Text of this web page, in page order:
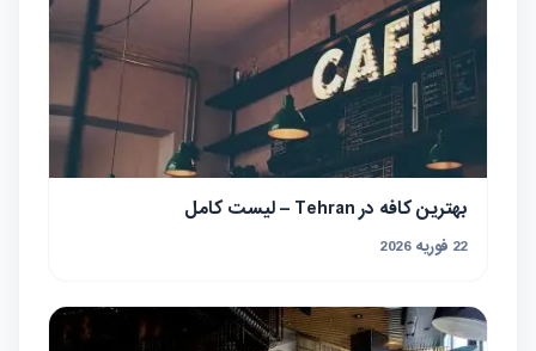
بهترین کافه در Tehran – لیست کامل
22 فوریه 2026